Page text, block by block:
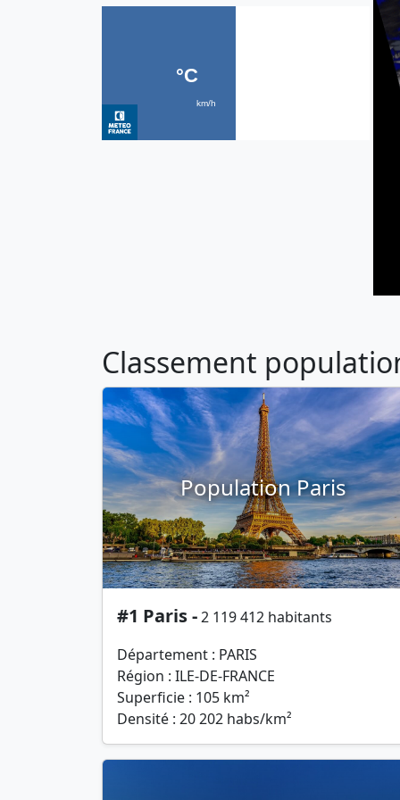
Classement
Population Paris
#1 Paris -2 119 412 habitants
Département : PARIS
Région : ILE-DE-FRANCE
Superficie : 105 km²
Densité : 20 202 habs/km²